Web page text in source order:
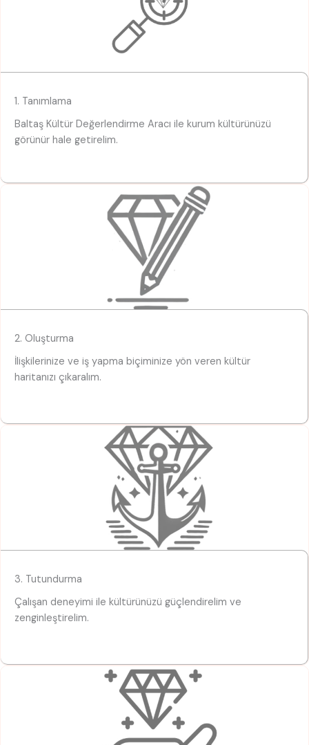
1. Tanımlama
Baltaş Kültür Değerlendirme Aracı ile kurum kültürünüzü
görünür hale getirelim.
2. Oluşturma
İlişkilerinize ve iş yapma biçiminize yön veren kültür
haritanızı çıkaralım.
3. Tutundurma
Çalışan deneyimi ile kültürünüzü güçlendirelim ve
zenginleştirelim.